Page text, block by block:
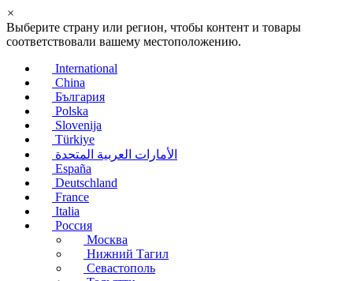
×
Выберите страну или регион, чтобы контент и товары
соответствовали вашему местоположению.
International
China
България
Polska
Slovenija
Türkiye
الأمارات العربية المتحدة
España
Deutschland
France
Italia
Россия
Москва
Нижний Тагил
Севастополь